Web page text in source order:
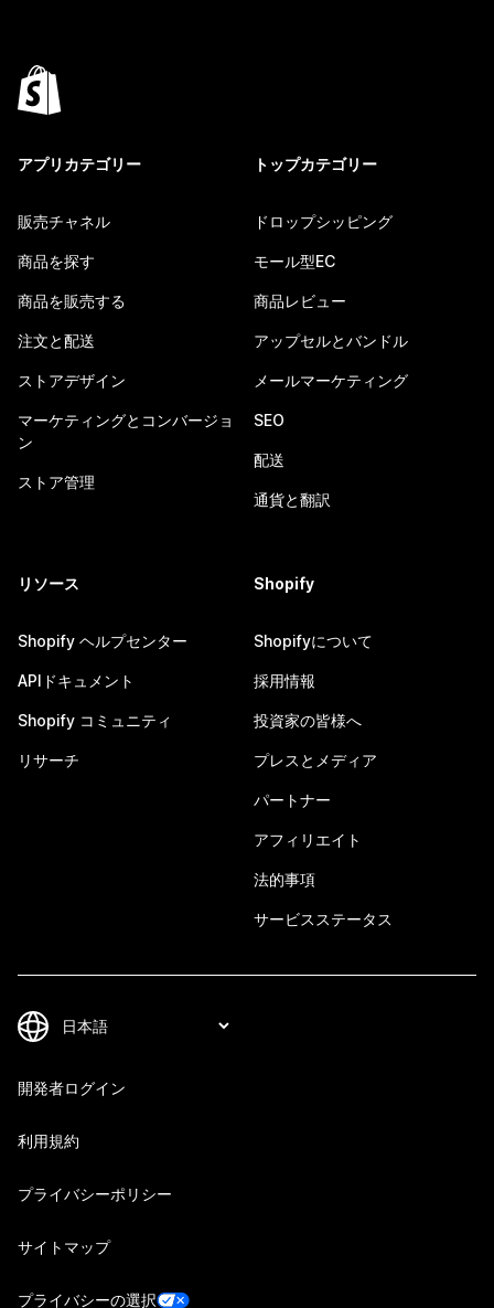
アプリカテゴリー
販売チャネル
商品を探す
商品を販売する
注文と配送
ストアデザイン
マーケティングとコンバージョ
ン
ストア管理
トップカテゴリー
ドロップシッピング
モール型EC
商品レビュー
アップセルとバンドル
メールマーケティング
SEO
配送
通貨と翻訳
リソース
Shopify ヘルプセンター
APIドキュメント
Shopify コミュニティ
リサーチ
Shopify
Shopifyについて
採用情報
投資家の皆様へ
プレスとメディア
パートナー
アフィリエイト
法的事項
サービスステータス
開発者ログイン
利用規約
プライバシーポリシー
サイトマップ
プライバシーの選択